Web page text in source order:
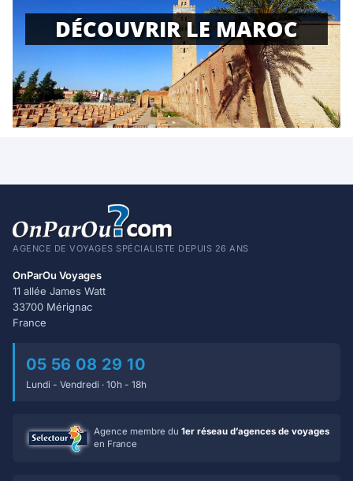
DÉCOUVRIR LE MAROC
AGENCE DE VOYAGES SPÉCIALISTE DEPUIS 26 ANS
OnParOu Voyages
11 allée James Watt
33700 Mérignac
France
05 56 08 29 10
Lundi - Vendredi · 10h - 18h
Agence membre du 1er réseau d’agences de voyages
en France